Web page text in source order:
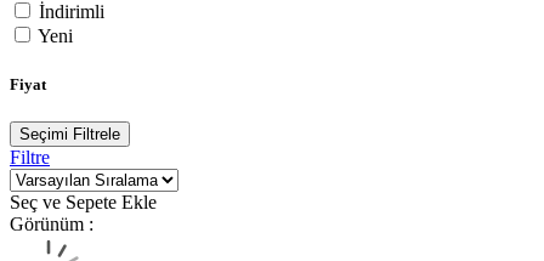
İndirimli
Yeni
Fiyat
Seçimi Filtrele
Filtre
Seç ve Sepete Ekle
Görünüm :